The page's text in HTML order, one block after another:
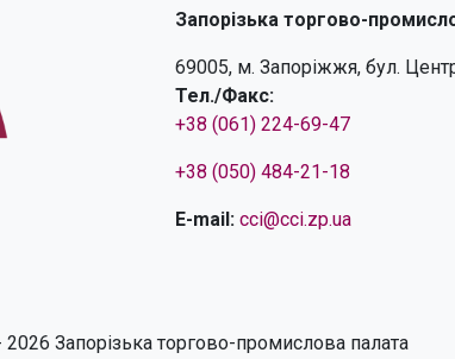
Запорізька торгово-
69005, м. Запоріжжя, бул.
Тел./Факс:
+38 (061) 224-69-47
+38 (050) 484-21-18
E-mail: cci@cci.zp.ua
Запорізька торгово-промислова палата